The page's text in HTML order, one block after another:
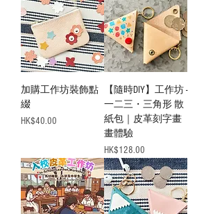
加購工作坊裝飾點
綴
Price
HK$40.00
【隨時DIY】工作坊 -
一二三・三角形 散
紙包｜皮革刻字畫
畫體驗
Price
HK$128.00